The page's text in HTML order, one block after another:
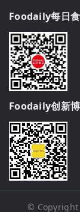
Foodaily每日
Foodaily创新
© Copyright